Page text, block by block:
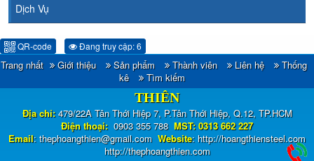
Dịch Vụ
QR-code Đang truy cập: 6
Trang nhất Giới thiệu Sản phẩm Thành viên Liên hệ
Thống
kê
Tìm kiếm
CÔNG TY TNHH ĐẦU TƯ TM - XNK HOÀNG
THIÊN
Địa chỉ:479/22A Tân Thới Hiệp 7, P.Tân Thới Hiệp, Q.12, TP.HCM
Điện thoại: 0903 355 788 MST: 0313 662 227
Email: thephoangthien@gmail.com Website: http://hoangthiensteel.com
http://thephoangthien.com